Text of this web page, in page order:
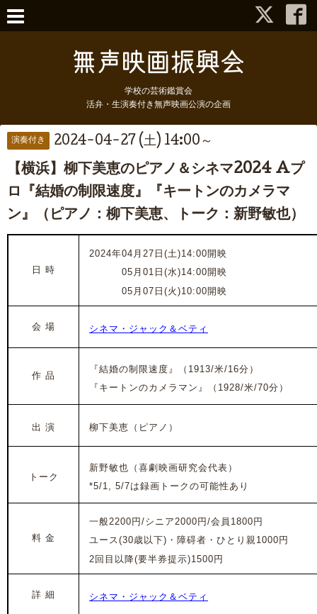
学校の芸術鑑賞会
活弁・生演奏付き無声映画公演の企画
演奏付き 2024-04-27 (土) 14:00～
【横浜】柳下美恵のピアノ＆シネマ2024 Aプ
ロ『結婚の制限速度』『キートンのカメラマ
ン』（ピアノ：柳下美恵、トーク：新野敏也）
日 時
2024年04月27日(土)14:00開映
05月01日(水)14:00開映
05 月07日(火)10:00開映
会 場 シネマ・ジャック＆ベティ
作 品
『結婚の制限速度』
（1913/米/16分）
『キートンのカメラマン』（1928/米/70分）
出 演 柳下美恵（ピアノ）
トーク
新野敏也（喜劇映画研究会代表）
*5/1, 5/7は録画トークの可能性あり
料 金
一般2200円/シニア2000円/会員1800円
ユース(30歳以下)・障碍者・ひとり親1000円
2回目以降(要半券提示)1500円
詳 細 シネマ・ジャック＆ベティ